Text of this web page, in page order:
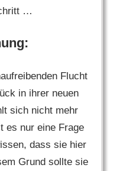
…
Flucht
in ihrer neuen
sich nicht mehr
es nur eine Frage
dass sie hier
Grund sollte sie